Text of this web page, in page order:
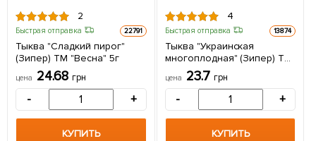
2
Быстрая отправка 22791
Тыква "Сладкий пирог"
(Зипер) ТМ "Весна" 5г
цена 24.68 грн
- +
КУПИТЬ
4
Быстрая отправка 13874
Тыква "Украинская
многоплодная" (Зипер) ТМ
"Весна" 5г
цена 23.7 грн
- +
КУПИТЬ